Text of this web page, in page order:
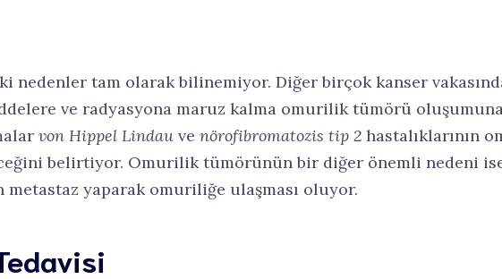
nedenler tam olarak bilinemiyor. Diğer birçok kanser
ve radyasyona maruz kalma omurilik tümörü
von Hippel Lindau ve nörofibromatozis tip 2 hastalıklarının
belirtiyor. Omurilik tümörünün bir diğer önemli nedeni
yaparak omuriliğe ulaşması oluyor.